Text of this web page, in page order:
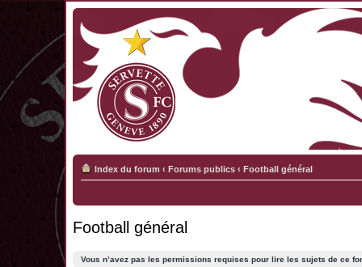
Index du forum ‹ Forums publics ‹ Football général
Football général
Vous n’avez pas les permissions requises pour lire les sujets de ce